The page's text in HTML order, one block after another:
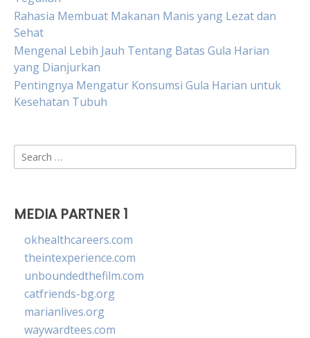
Rahasia Membuat Makanan Manis yang Lezat dan
Sehat
Mengenal Lebih Jauh Tentang Batas Gula Harian
yang Dianjurkan
Pentingnya Mengatur Konsumsi Gula Harian untuk
Kesehatan Tubuh
Search
for:
MEDIA PARTNER 1
okhealthcareers.com
theintexperience.com
unboundedthefilm.com
catfriends-bg.org
marianlives.org
waywardtees.com